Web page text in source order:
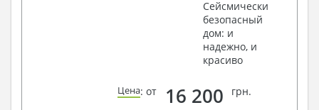
Сейсмически
безопасный
дом: и
надежно, и
красиво
Цена: от 16 200 грн.